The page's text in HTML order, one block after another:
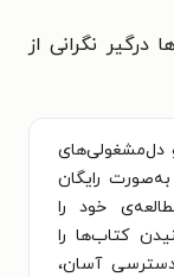
نگرانی از
و دل‌مشغولی‌های
رایگان
خود را
کتاب‌ها را
آسان،